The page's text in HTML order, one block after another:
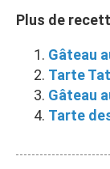
Plus de
Gâteau
Tarte
Gâteau
Tarte